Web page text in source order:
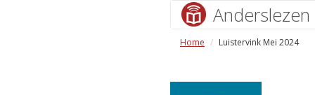
Anderslezen
Home Luistervink Mei 2024